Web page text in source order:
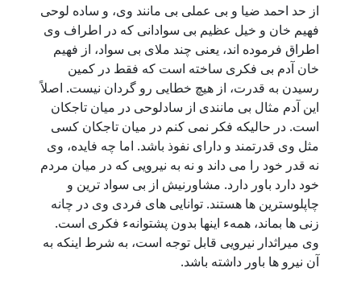
از حد احمد ضیا و بی عملی بی مانند وی، و ساده لوحی
فهیم خان و خیل عظیم بی سوادانی که در اطراف وی
اطراق فرموده اند، یعنی چند ملای بی سواد، از فهیم
خان آدم بی فکری ساخته است که فقط در کمین
رسیدن به قدرت، از هیچ خطایی رو گردان نیست. اصلاً
این آدم مثال بی مانندی از سادلوحی در میان تاجکان
است. در حالیکه فکر نمی کنم در میان تاجکان کسی
مثل وی قدرتمند و دارای نفوذ باشد. اما چه فایده، وی
نه قدر خود را می داند و نه به نیرویی که در میان مردم
خود دارد باور دارد. مشاورنیش از بی سواد ترین و
چاپلوسترین ها هستند. توانایی های فردی وی در چانه
زنی ها بماند، همهء اینها بدون پشتوانهء فکری است.
وی میراثدار نیرویی قابل توجه است، به شرط اینکه به
آن نیرو ها باور داشته باشد.